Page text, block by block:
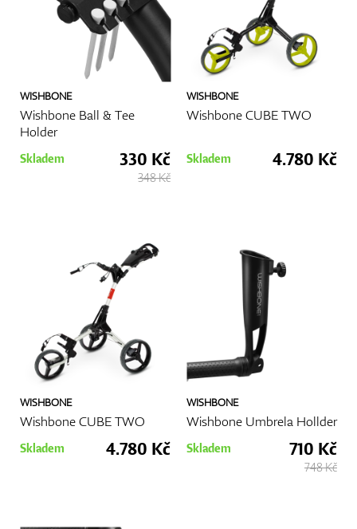
WISHBONE
Wishbone Ball & Tee
Holder
Skladem 330 Kč
348 Kč
WISHBONE
Wishbone CUBE TWO
Skladem 4.780 Kč
WISHBONE
Wishbone CUBE TWO
Skladem 4.780 Kč
WISHBONE
Wishbone Umbrela Hollder
Skladem 710 Kč
748 Kč